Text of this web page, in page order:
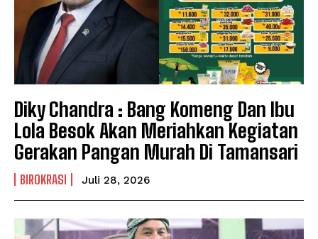
Diky Chandra : Bang Komeng Dan Ibu
Lola Besok Akan Meriahkan Kegiatan
Gerakan Pangan Murah Di Tamansari
BIROKRASI Juli 28, 2026